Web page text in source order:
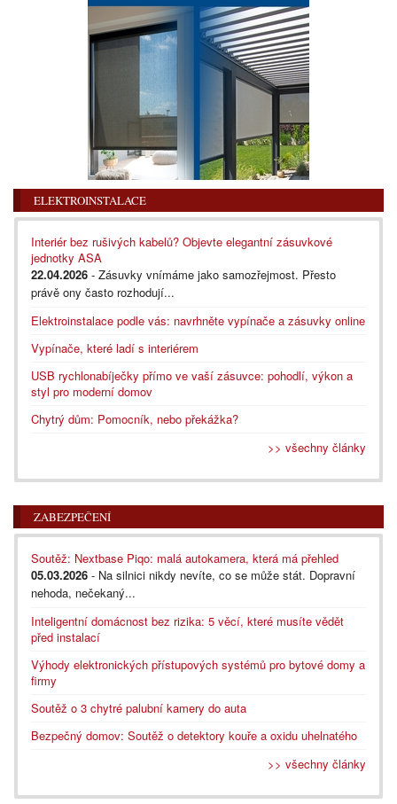
ELEKTROINSTALACE
Interiér bez rušivých kabelů? Objevte elegantní zásuvkové
jednotky ASA
22.04.2026 - Zásuvky vnímáme jako samozřejmost. Přesto
právě ony často rozhodují...
Elektroinstalace podle vás: navrhněte vypínače a zásuvky online
Vypínače, které ladí s interiérem
USB rychlonabíječky přímo ve vaší zásuvce: pohodlí, výkon a
styl pro moderní domov
Chytrý dům: Pomocník, nebo překážka?
>> všechny články
ZABEZPEČENÍ
Soutěž: Nextbase Piqo: malá autokamera, která má přehled
05.03.2026 - Na silnici nikdy nevíte, co se může stát. Dopravní
nehoda, nečekaný...
Inteligentní domácnost bez rizika: 5 věcí, které musíte vědět
před instalací
Výhody elektronických přístupových systémů pro bytové domy a
firmy
Soutěž o 3 chytré palubní kamery do auta
Bezpečný domov: Soutěž o detektory kouře a oxidu uhelnatého
>> všechny články